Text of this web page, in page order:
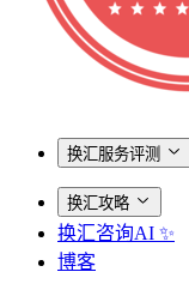
换汇服务评测
换汇攻略
换汇咨询AI ✨
博客